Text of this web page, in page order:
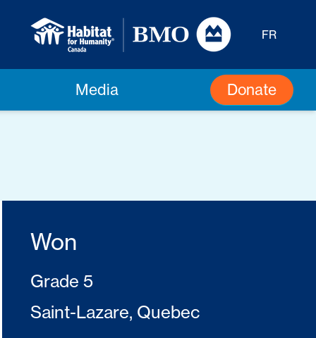
FR
Media Donate
Won
Grade 5
Saint-Lazare, Quebec